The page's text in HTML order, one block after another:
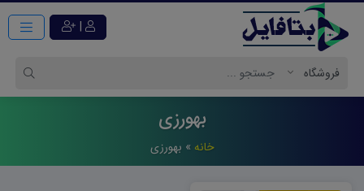
|
بهورزی
خانه » بهورزی